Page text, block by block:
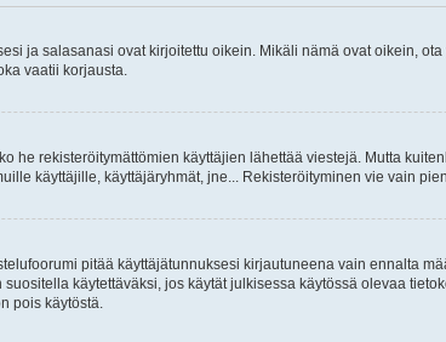
ja salasanasi ovat kirjoitettu oikein. Mikäli nämä ovat oikein,
vaatii korjausta.
he rekisteröitymättömien käyttäjien lähettää viestejä. Mutta
käyttäjille, käyttäjäryhmät, jne... Rekisteröityminen vie vain
pitää käyttäjätunnuksesi kirjautuneena vain ennalta
käytettäväksi, jos käytät julkisessa käytössä olevaa
pois käytöstä.